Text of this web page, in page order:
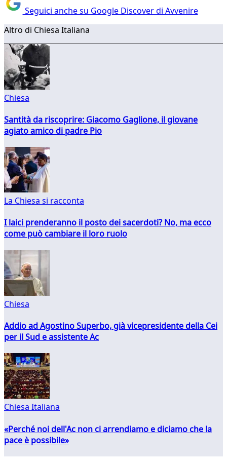
Seguici anche su Google Discover di Avvenire
Altro di Chiesa Italiana
Chiesa
Santità da riscoprire: Giacomo Gaglione, il giovane
agiato amico di padre Pio
La Chiesa si racconta
I laici prenderanno il posto dei sacerdoti? No, ma ecco
come può cambiare il loro ruolo
Chiesa
Addio ad Agostino Superbo, già vicepresidente della Cei
per il Sud e assistente Ac
Chiesa Italiana
«Perché noi dell'Ac non ci arrendiamo e diciamo che la
pace è possibile»